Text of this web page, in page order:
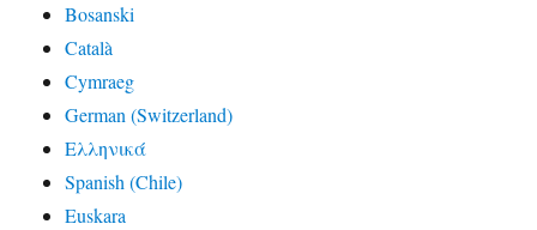
Bosanski
Català
Cymraeg
German (Switzerland)
Ελληνικά
Spanish (Chile)
Euskara